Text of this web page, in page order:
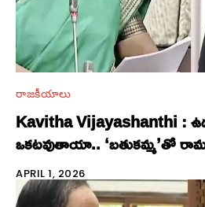
రాజకీయాలు
Kavitha Vijayashanthi :
ఒకటవుతాయా.. ‘బతుకమ్మ’తో
APRIL 1, 2026